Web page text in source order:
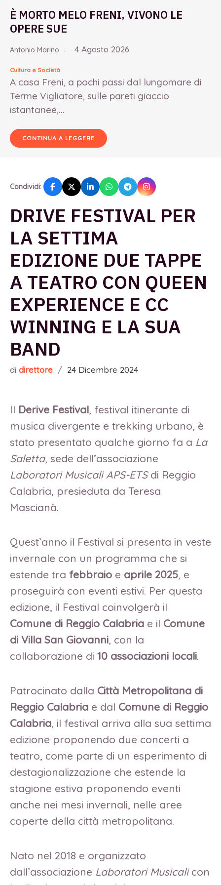
È MORTO MELO FRENI, VIVONO LE
OPERE SUE
Antonio Marino 4 Agosto 2026
Cultura e Società
A casa Freni, a pochi passi dal lungomare di
Terme Vigliatore, sulle pareti giaccio
istantanee,...
CONTINUA A LEGGERE
Condividi:
DRIVE FESTIVAL PER
LA SETTIMA
EDIZIONE DUE TAPPE
A TEATRO CON QUEEN
EXPERIENCE E CC
WINNING E LA SUA
BAND
di direttore / 24 Dicembre 2024
Il Derive Festival, festival itinerante di
musica divergente e trekking urbano, è
stato presentato qualche giorno fa a La
Saletta, sede dell’associazione
Laboratori Musicali APS-ETSdi Reggio
Calabria, presieduta da Teresa
Mascianà.
Quest’anno il Festival si presenta in veste
invernale con un programma che si
estende tra febbraio e aprile 2025, e
proseguirà con eventi estivi. Per questa
edizione, il Festival coinvolgerà il
Comune di Reggio Calabria e il Comune
di Villa San Giovanni, con la
collaborazione di 10 associazioni locali.
Patrocinato dalla Città Metropolitana di
Reggio Calabria e dal Comune di Reggio
Calabria, il festival arriva alla sua settima
edizione proponendo due concerti a
teatro, come parte di un esperimento di
destagionalizzazione che estende la
stagione estiva proponendo eventi
anche nei mesi invernali, nelle aree
coperte della città metropolitana.
Nato nel 2018 e organizzato
dall’associazione Laboratori Musicalicon